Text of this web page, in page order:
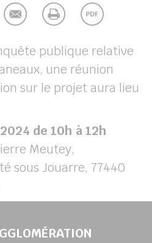
publique relative
une réunion
sur le projet aura lieu
de 10h à 12h
Meutey,
sous Jouarre, 77440